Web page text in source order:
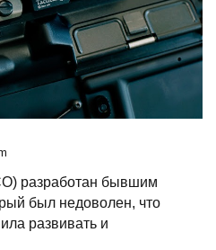
разработан бывшим
был недоволен, что
развивать и